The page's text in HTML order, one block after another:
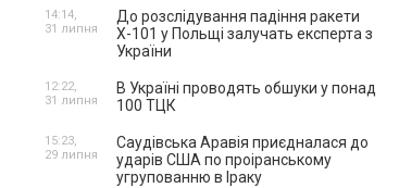
До розслідування падіння ракети
Х-101 у Польщі залучать експерта з
України
14:14,
31 липня
В Україні проводять обшуки у понад
100 ТЦК
12:22,
31 липня
Саудівська Аравія приєдналася до
ударів США по проіранському
угрупованню в Іраку
15:23,
29 липня